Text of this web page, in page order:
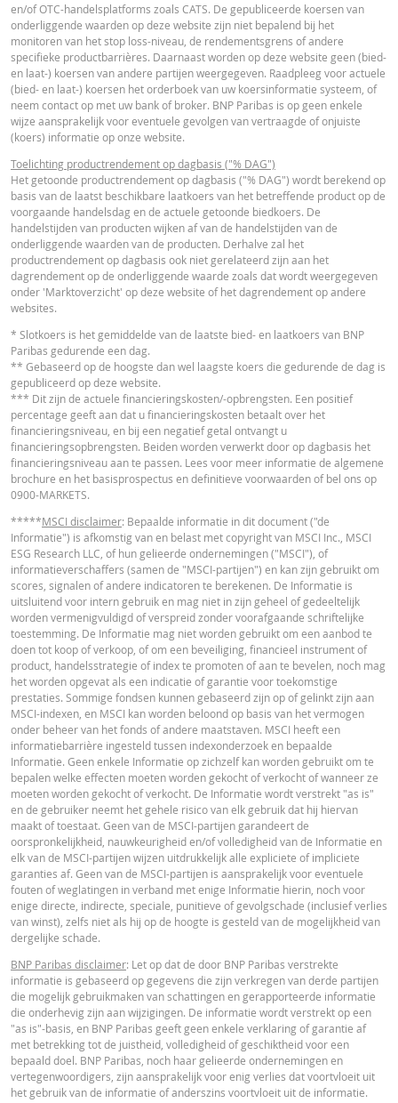
ACTUELE
WAARDEN
BEREKENDE
WAARDEN
Referentiekoers 82,890
-
Financieringsniveau
44,5831
-
Stop loss-niveau
Hefboom
2,16
Waarde belegging
(EUR)
3,32 -
Turbo (EUR) 3,32
Disclaimer
actuele of toekomstige handelskoersen weer. De calculator gaat uit van een
gelijkblijvend financieringskostenpercentage terwijl dit percentage in
werkelijkheid doorlopend kan veranderen. De rendementen van producten
een onderliggende waarde die niet in euro noteert, kunnen worden
door wisselkoerseffecten. De calculator houdt geen rekening met het
tussen bied- en laatprijzen (de spread), eventuele dividenden of
dividendbelasting. De invloed van het periodiek doorrollen van futures
in de calculator buiten beschouwing gelaten. Ook door afrondingen kunnen
getoonde waarden afwijken van de ontwikkelingen van waarden in de
werkelijkheid.
werkelijkheid wordt bij Turbo's op de stop loss reset datum, bij toepasselijke
eventuele ex-dividendnoteringen, bij eventuele specifieke corporate actions
indien toepasselijk, bij het doorrollen van futures aangepast. De invloed van
periodiek doorrollen van futures wordt ook in de calculator buiten
gelaten. Ook door afrondingen kunnen getoonde waarden afwijken van de
ontwikkelingen van waarden in de werkelijkheid.
BNP Paribas treedt niet op als uw juridisch of fiscaal adviseur, accountant of
beleggingsadviseur en heeft op geen enkele wijze een fiduciaire verplichting
tegenover u in verband met de calculator en/of in verband met eventuele
transacties in door BNP Paribas uitgegeven producten of andere
transacties. U mag niet op BNP Paribas vertrouwen voor beleggingsadvies
aanbevelingen, ongeacht van welke aard. Hoewel de getoonde koersen zijn
gebaseerd op betrouwbaar geachte informatie, wordt de juistheid of
volledigheid hiervan niet gegarandeerd. BNP Paribas biedt geen garanties
betrekking tot de informatie verstrekt door de calculator en aanvaardt geen
enkele aansprakelijkheid voor directe, indirecte, bijzondere, incidentele,
immateriële of gevolgschade (met inbegrip van winstderving) die op
wijze voortvloeit uit het gebruik van de calculator door u of uw adviseurs of
hierin vervatte informatie. De ingevoerde koersgegevens zijn afkomstig van
Paribas en gelden strikt per de vermelde datum. De koersen getoond door
calculator zijn indicatief en uitsluitend bestemd voor informatieve
Koersinformatie vormt geen uitnodiging of aanbod tot het kopen of
van effecten of andere financiële instrumenten. De informatie is uitsluitend
bestemd voor gebruik door de bedoelde ontvangers. Het is niet toegestaan
deze informatie geheel of gedeeltelijk te reproduceren, te verspreiden of te
kopiëren voor enig doel zonder voorafgaande uitdrukkelijke toestemming
BNP Paribas. Meer informatie is op verzoek verkrijgbaar bij BNP Paribas,;
contact op via 0900-6275387, +31-20-5501150 of markets@bnpparibas.com
ESSENTIËLE BELEGGERSINFORMATIEDOCUMENTATIE
Essentiële
Beleggersinformatiedocument (NL)
PDF
FINANCIEEL OVERZICHT
Financial Information URL
Cost Report
RECENTE KOERSINFORMATIE
Latest Product Quotes
en/of OTC-handelsplatforms zoals CATS. De gepubliceerde koersen van
onderliggende waarden op deze website zijn niet bepalend bij het
monitoren van het stop loss-niveau, de rendementsgrens of andere
specifieke productbarrières. Daarnaast worden op deze website geen (bied-
en laat-) koersen van andere partijen weergegeven. Raadpleeg voor actuele
(bied- en laat-) koersen het orderboek van uw koersinformatie systeem, of
neem contact op met uw bank of broker. BNP Paribas is op geen enkele
wijze aansprakelijk voor eventuele gevolgen van vertraagde of onjuiste
(koers) informatie op onze website.
Toelichting productrendement op dagbasis ("% DAG")
Het getoonde productrendement op dagbasis ("% DAG") wordt berekend op
basis van de laatst beschikbare laatkoers van het betreffende product op de
voorgaande handelsdag en de actuele getoonde biedkoers. De
handelstijden van producten wijken af van de handelstijden van de
onderliggende waarden van de producten. Derhalve zal het
productrendement op dagbasis ook niet gerelateerd zijn aan het
dagrendement op de onderliggende waarde zoals dat wordt weergegeven
onder 'Marktoverzicht' op deze website of het dagrendement op andere
websites.
* Slotkoers is het gemiddelde van de laatste bied- en laatkoers van BNP
Paribas gedurende een dag.
** Gebaseerd op de hoogste dan wel laagste koers die gedurende de dag is
gepubliceerd op deze website.
*** Dit zijn de actuele financieringskosten/-opbrengsten. Een positief
percentage geeft aan dat u financieringskosten betaalt over het
financieringsniveau, en bij een negatief getal ontvangt u
financieringsopbrengsten. Beiden worden verwerkt door op dagbasis het
financieringsniveau aan te passen. Lees voor meer informatie de algemene
brochure en het basisprospectus en definitieve voorwaarden of bel ons op
0900-MARKETS.
*****MSCI disclaimer: Bepaalde informatie in dit document ("de
Informatie") is afkomstig van en belast met copyright van MSCI Inc., MSCI
ESG Research LLC, of hun gelieerde ondernemingen ("MSCI"), of
informatieverschaffers (samen de "MSCI-partijen") en kan zijn gebruikt om
scores, signalen of andere indicatoren te berekenen. De Informatie is
uitsluitend voor intern gebruik en mag niet in zijn geheel of gedeeltelijk
worden vermenigvuldigd of verspreid zonder voorafgaande schriftelijke
toestemming. De Informatie mag niet worden gebruikt om een aanbod te
doen tot koop of verkoop, of om een beveiliging, financieel instrument of
product, handelsstrategie of index te promoten of aan te bevelen, noch mag
het worden opgevat als een indicatie of garantie voor toekomstige
prestaties. Sommige fondsen kunnen gebaseerd zijn op of gelinkt zijn aan
MSCI-indexen, en MSCI kan worden beloond op basis van het vermogen
onder beheer van het fonds of andere maatstaven. MSCI heeft een
informatiebarrière ingesteld tussen indexonderzoek en bepaalde
Informatie. Geen enkele Informatie op zichzelf kan worden gebruikt om te
bepalen welke effecten moeten worden gekocht of verkocht of wanneer ze
moeten worden gekocht of verkocht. De Informatie wordt verstrekt "as is"
en de gebruiker neemt het gehele risico van elk gebruik dat hij hiervan
maakt of toestaat. Geen van de MSCI-partijen garandeert de
oorspronkelijkheid, nauwkeurigheid en/of volledigheid van de Informatie en
elk van de MSCI-partijen wijzen uitdrukkelijk alle expliciete of impliciete
garanties af. Geen van de MSCI-partijen is aansprakelijk voor eventuele
fouten of weglatingen in verband met enige Informatie hierin, noch voor
enige directe, indirecte, speciale, punitieve of gevolgschade (inclusief verlies
van winst), zelfs niet als hij op de hoogte is gesteld van de mogelijkheid van
dergelijke schade.
BNP Paribas disclaimer: Let op dat de door BNP Paribas verstrekte
informatie is gebaseerd op gegevens die zijn verkregen van derde partijen
die mogelijk gebruikmaken van schattingen en gerapporteerde informatie
die onderhevig zijn aan wijzigingen. De informatie wordt verstrekt op een
"as is"-basis, en BNP Paribas geeft geen enkele verklaring of garantie af
met betrekking tot de juistheid, volledigheid of geschiktheid voor een
bepaald doel. BNP Paribas, noch haar gelieerde ondernemingen en
vertegenwoordigers, zijn aansprakelijk voor enig verlies dat voortvloeit uit
het gebruik van de informatie of anderszins voortvloeit uit de informatie.